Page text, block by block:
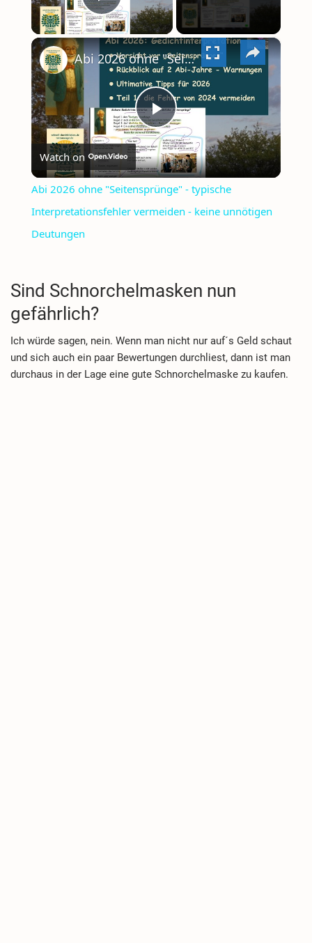
PLAY
VIDEO
×
PLAY
VIDEO
Abi 2026 ohne "Seitensprünge" - typische Interpretationsfehler vermeiden - keine unnötigen Deutungen
Watch on
Abi 2026 ohne "Seitensprünge" - typische
Interpretationsfehler vermeiden - keine unnötigen
Deutungen
Sind Schnorchelmasken nun
gefährlich?
Ich würde sagen, nein. Wenn man nicht nur auf´s Geld schaut
und sich auch ein paar Bewertungen durchliest, dann ist man
durchaus in der Lage eine gute Schnorchelmaske zu kaufen.